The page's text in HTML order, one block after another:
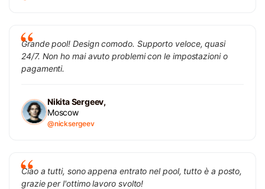
Grande pool! Design comodo. Supporto veloce, quasi
24/7. Non ho mai avuto problemi con le impostazioni o
pagamenti.
Nikita Sergeev,
Moscow
@nicksergeev
Ciao a tutti, sono appena entrato nel pool, tutto è a posto,
grazie per l'ottimo lavoro svolto!